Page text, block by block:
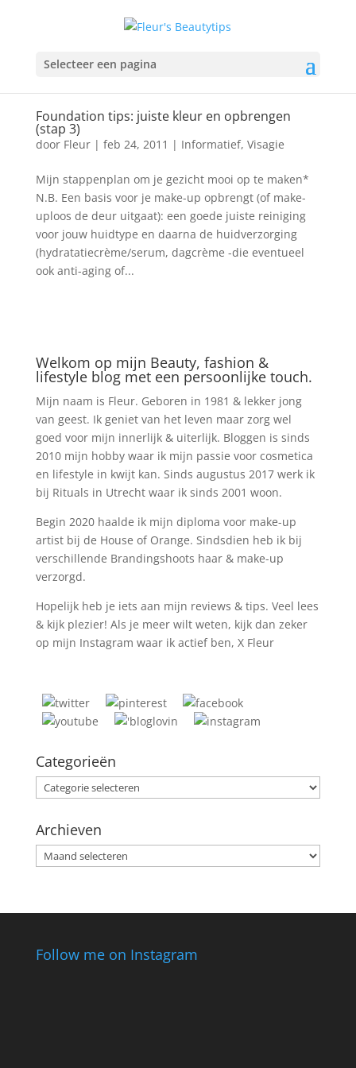
Selecteer een pagina
Foundation tips: juiste kleur en opbrengen
(stap 3)
door Fleur| feb 24, 2011 | Informatief, Visagie
Mijn stappenplan om je gezicht mooi op te maken*
N.B. Een basis voor je make-up opbrengt (of make-
uploos de deur uitgaat): een goede juiste reiniging
voor jouw huidtype en daarna de huidverzorging
(hydratatiecrème/serum, dagcrème -die eventueel
ook anti-aging of...
Welkom op mijn Beauty, fashion &
lifestyle blog met een persoonlijke touch.
Mijn naam is Fleur. Geboren in 1981 & lekker jong
van geest. Ik geniet van het leven maar zorg wel
goed voor mijn innerlijk & uiterlijk. Bloggen is sinds
2010 mijn hobby waar ik mijn passie voor cosmetica
en lifestyle in kwijt kan. Sinds augustus 2017 werk ik
bij Rituals in Utrecht waar ik sinds 2001 woon.
Begin 2020 haalde ik mijn diploma voor make-up
artist bij de House of Orange. Sindsdien heb ik bij
verschillende Brandingshoots haar & make-up
verzorgd.
Hopelijk heb je iets aan mijn reviews & tips. Veel lees
& kijk plezier! Als je meer wilt weten, kijk dan zeker
op mijn Instagram waar ik actief ben, X Fleur
Categorieën
Categorieën
Archieven
Archieven
Follow me on Instagram